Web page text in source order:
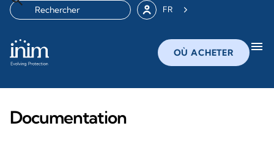
FR
OÙ ACHETER menu
Documentation